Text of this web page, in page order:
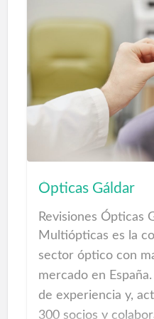
Un equipo de
experiencia en el
rendimiento
Lanchas,
desde 2010.
En 180 Grados
recuperación de
utilizando la última
rehabilitación
CTU MEGA 20
FISIOTERAPIA Y
DEPORTIVA
En 180 Grados son
recuperación de
Ópticas Gáldar
Revisiones Ópticas
Multiópticas es la
sector óptico con
mercado en
de experiencia y,
300 socios y